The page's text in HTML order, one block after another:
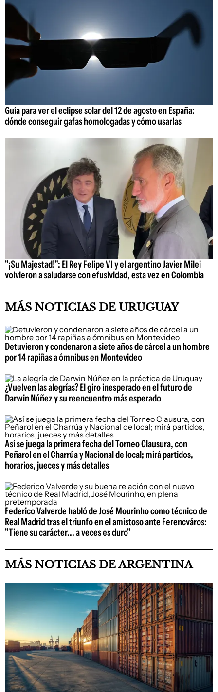
Guía para ver el eclipse solar del 12 de agosto en España:
dónde conseguir gafas homologadas y cómo usarlas
"¡Su Majestad!": El Rey Felipe VI y el argentino Javier Milei
volvieron a saludarse con efusividad, esta vez en Colombia
MÁS NOTICIAS DE URUGUAY
Detuvieron y condenaron a siete años de cárcel a un hombre
por 14 rapiñas a ómnibus en Montevideo
¿Vuelven las alegrías? El giro inesperado en el futuro de
Darwin Núñez y su reencuentro más esperado
Así se juega la primera fecha del Torneo Clausura, con
Peñarol en el Charrúa y Nacional de local; mirá partidos,
horarios, jueces y más detalles
Federico Valverde habló de José Mourinho como técnico de
Real Madrid tras el triunfo en el amistoso ante Ferencváros:
"Tiene su carácter... a veces es duro"
MÁS NOTICIAS DE ARGENTINA